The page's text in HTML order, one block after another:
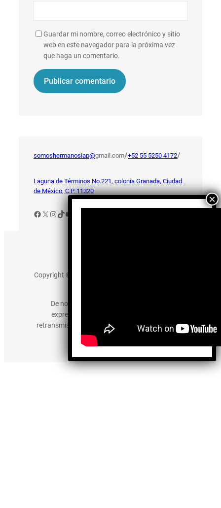
Guardar mi nombre, correo electrónico y sitio
web en este navegador para la próxima vez
que haga un comentario.
somoshermanosiap@gmail.com/+52 55 5250 4172/
Laguna de Términos No.221, colonia Granada, Ciudad
de México, C.P. 11320
Facebook
X Instagram
TikTok
YouTube
Copyright © 2025 somos-hermanos.mx. Todos los
De no existir previa autorización, queda
expresamente prohibida la publicación,
retransmisión, edición y cualquier otro uso de los
contenidos.